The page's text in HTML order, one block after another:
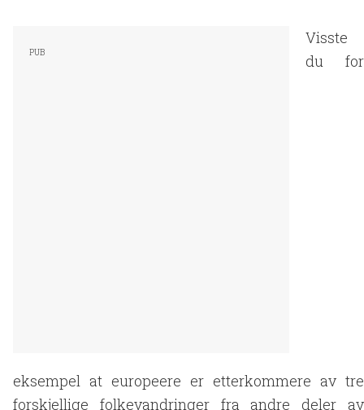
Visste
du for
eksempel at europeere er etterkommere av tre
forskjellige folkevandringer fra andre deler av